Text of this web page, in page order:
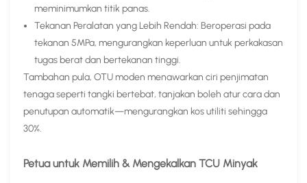
meminimumkan titik panas.
Tekanan Peralatan yang Lebih Rendah: Beroperasi pada
tekanan 5MPa, mengurangkan keperluan untuk perkakasan
tugas berat dan bertekanan tinggi.
Tambahan pula, OTU moden menawarkan ciri penjimatan
tenaga seperti tangki bertebat, tanjakan boleh atur cara dan
penutupan automatik—mengurangkan kos utiliti sehingga
30%.
Petua untuk Memilih & Mengekalkan TCU Minyak​